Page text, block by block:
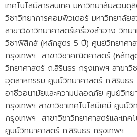
ติดต่อเรา
เทคโนโลยีสารสนเทศ มหาวิทยาลัยสวนดุ
วิชาวิทยาการคอมพิวเตอร์ มหาวิทยาลัย
สาขาวิชาวิทยาศาสตร์เครื่องสำอาง วิท
วิชาฟิสิกส์ (หลักสูตร 5 ปี) ศูนย์วิทยาศา
กรุงเทพฯ สาขาวิชาคณิตศาสตร์ (หลัก
วิทยาศาสตร์ ถ.สิรินธร กรุงเทพฯ สาขาวิ
อุตสาหกรรม ศูนย์วิทยาศาสตร์ ถ.สิรินธร
อาชีวอนามัยและความปลอดภัย ศูนย์วิทย
กรุงเทพฯ สาขาวิชาเทคโนโลยีเคมี ศูนย์
กรุงเทพฯ สาขาวิชาวิทยาศาสตร์และเท
ศูนย์วิทยาศาสตร์ ถ.สิรินธร กรุงเทพฯ